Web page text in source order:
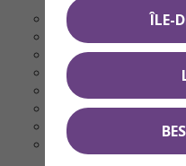
Le Vernay
Saint-Clair
Montessuy
Le Bourg
Cuire le Bas
Cuire le Haut
Bissardon
Vassieux
ÎLE-